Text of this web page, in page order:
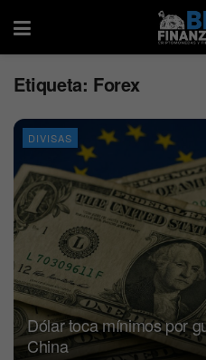
Etiqueta: Forex
DIVISAS
Dólar toca mínimos por
China